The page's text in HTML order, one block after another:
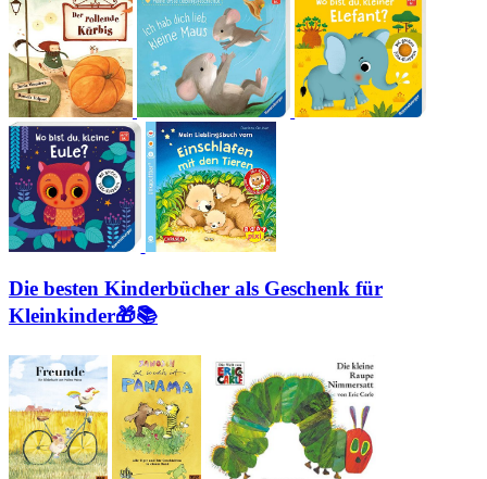
Die besten Kinderbücher als Geschenk für
Kleinkinder🎁📚